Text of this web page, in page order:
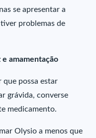
se apresentar a
problemas de
amamentação
que possa estar
grávida, converse
medicamento.
Olysio a menos que